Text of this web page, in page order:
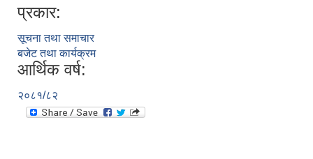
प्रकार:
सूचना तथा समाचार
बजेट तथा कार्यक्रम
आर्थिक वर्ष:
२०८१/८२